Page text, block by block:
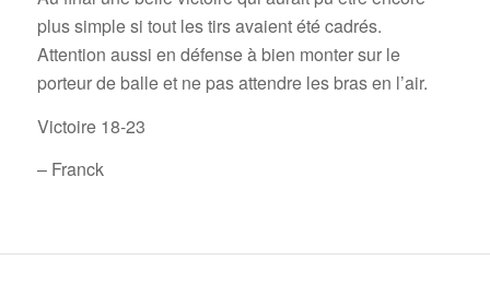
plus simple si tout les tirs avaient été cadrés.
Attention aussi en défense à bien monter sur le
porteur de balle et ne pas attendre les bras en l’air.
Victoire 18-23
– Franck